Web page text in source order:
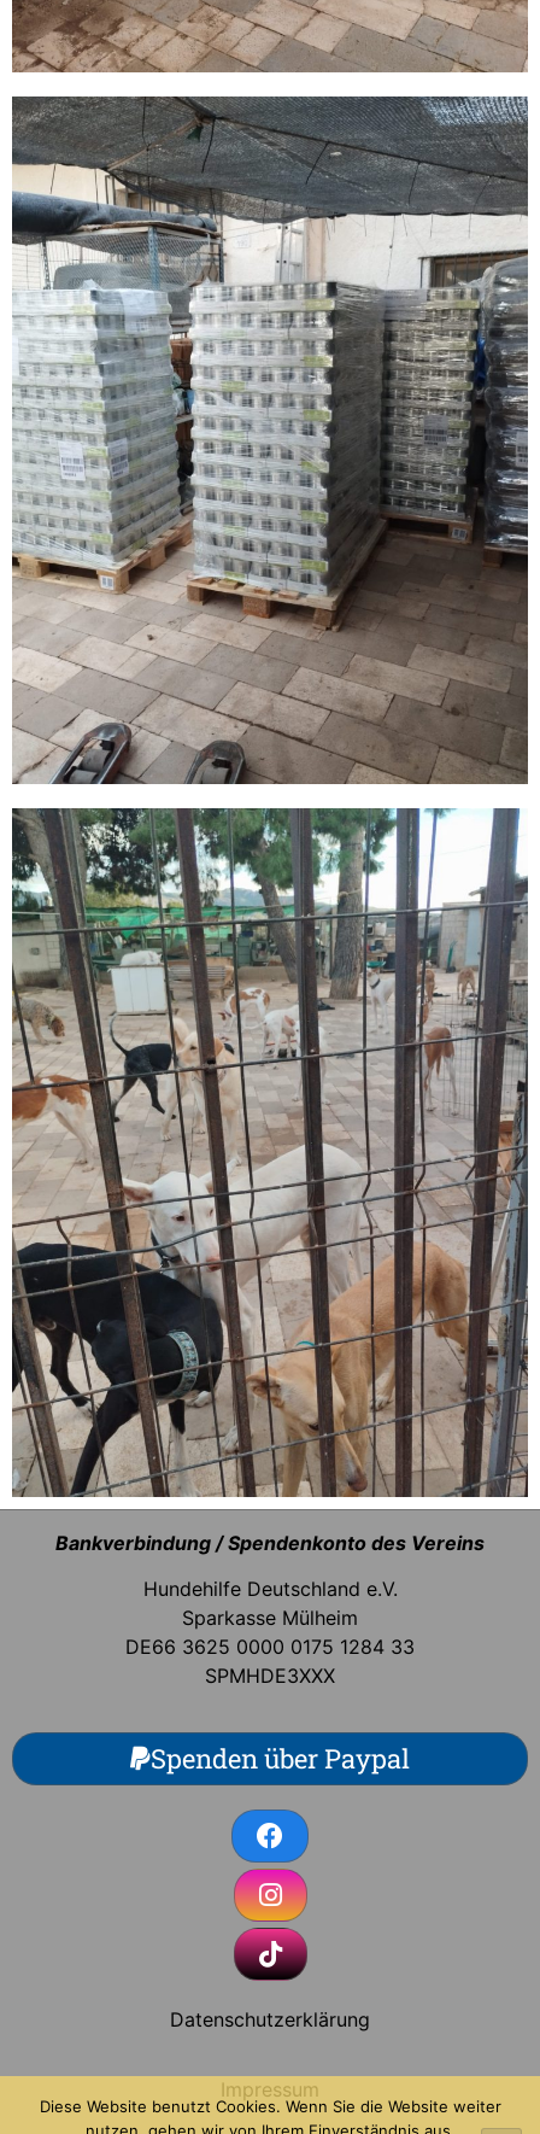
Bankverbindung / Spendenkonto des Vereins
Hundehilfe Deutschland e.V.
Sparkasse Mülheim
DE66 3625 0000 0175 1284 33
SPMHDE3XXX
Spenden über Paypal
Datenschutzerklärung
Impressum
Diese Website benutzt Cookies. Wenn Sie die Website weiter